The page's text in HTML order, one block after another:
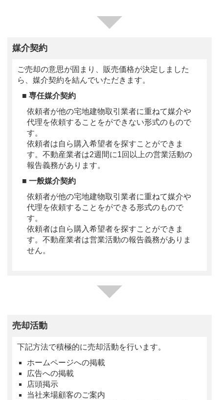
媒介契約
ご売却の意思が固まり、販売価格が決定しました
ら、媒介契約を結んでいただきます。
■ 専任媒介契約
依頼者が他の宅地建物取引業者に重ねて媒介や
代理を依頼することをができない形式のもので
す。
依頼者は自ら購入希望者を探すことができま
す。不動産業者は2週間に1回以上の営業活動の
報告義務があります。
■ 一般媒介契約
依頼者が他の宅地建物取引業者に重ねて媒介や
代理を依頼することをができる形式のもので
す。
依頼者は自ら購入希望者を探すことができま
す。不動産業者は営業活動の報告義務がありま
せん。
売却活動
下記方法で積極的に売却活動を行います。
ホームページへの掲載
広告への掲載
店頭掲示
当社来場顧客のご案内